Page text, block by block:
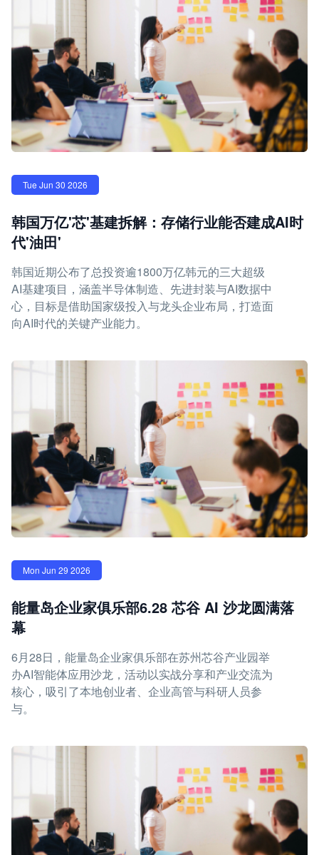
Tue Jun 30 2026
韩国万亿'芯'基建拆解：存储行业能否建成AI时
代'油田'
韩国近期公布了总投资逾1800万亿韩元的三大超级
AI基建项目，涵盖半导体制造、先进封装与AI数据中
心，目标是借助国家级投入与龙头企业布局，打造面
向AI时代的关键产业能力。
Mon Jun 29 2026
能量岛企业家俱乐部6.28 芯谷 AI 沙龙圆满落
幕
6月28日，能量岛企业家俱乐部在苏州芯谷产业园举
办AI智能体应用沙龙，活动以实战分享和产业交流为
核心，吸引了本地创业者、企业高管与科研人员参
与。